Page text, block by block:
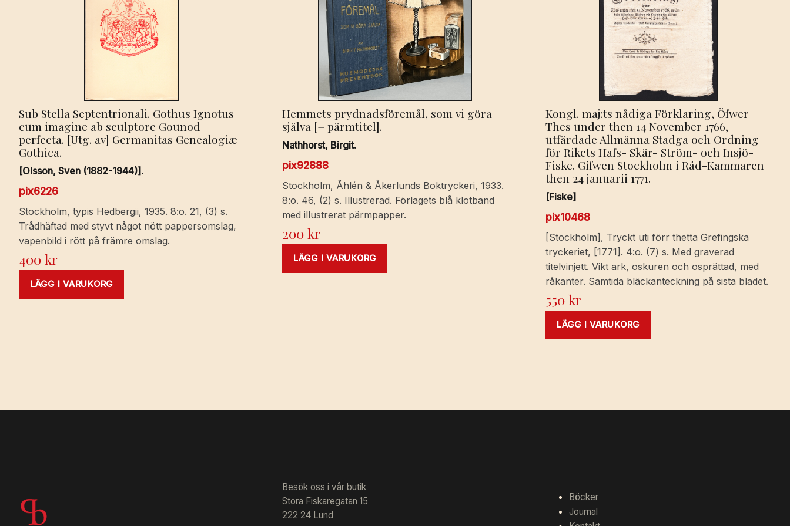
Öfversatt
af
Gustaf
Åsbrink.
mängd
Sub Stella Septentrionali. Gothus Ignotus
cum imagine ab sculptore Gounod
perfecta. [Utg. av] Germanitas Genealogiæ
Gothica.
[Olsson, Sven (1882-1944)].
pix6226
Stockholm, typis Hedbergii, 1935. 8:o. 21, (3) s.
Trådhäftad med styvt något nött pappersomslag,
vapenbild i rött på främre omslag.
400kr
LÄGG I VARUKORG
Hemmets prydnadsföremål, som vi göra
själva [= pärmtitel].
Nathhorst, Birgit.
pix92888
Stockholm, Åhlén & Åkerlunds Boktryckeri, 1933.
8:o. 46, (2) s. Illustrerad. Förlagets blå klotband
med illustrerat pärmpapper.
200kr
LÄGG I VARUKORG
Kongl. maj:ts nådiga Förklaring, Öfwer
Thes under then 14 November 1766,
utfärdade Allmänna Stadga och Ordning
för Rikets Hafs- Skär- Ström- och Insjö-
Fiske. Gifwen Stockholm i Råd-Kammaren
then 24 januarii 1771.
[Fiske]
pix10468
[Stockholm], Tryckt uti förr thetta Grefingska
tryckeriet, [1771]. 4:o. (7) s. Med graverad
titelvinjett. Vikt ark, oskuren och osprättad, med
råkanter. Samtida bläckanteckning på sista bladet.
550kr
LÄGG I VARUKORG
Besök oss i vår butik
Stora Fiskaregatan 15
222 24 Lund
Böcker
Journal